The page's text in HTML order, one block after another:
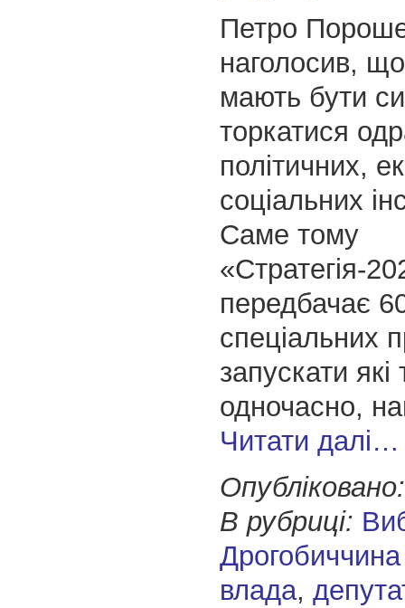
Петро
наголосив,
мають бути
торкатися
політичних,
соціальних
Саме тому
«Стратегія-
передбачає
спеціальних
запускати
одночасно,
Читати далі…
Опубліковано:
В рубриці:
Дрогобиччина
влада,